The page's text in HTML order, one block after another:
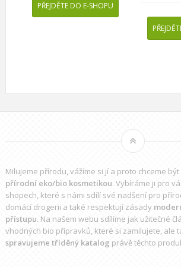
PŘEJDĚTE DO E-SHOPU
Milujeme přírodu, vážíme si jí a proto chceme
přírodní eko/bio kosmetikou. Vybíráme ji pro
shopech, které s námi sdílí své nadšení pro
domácí drogerii a také respektují zásady
přístupu. Na našem webu sdílíme jak užitečné
vhodných bio přípravků, které si zamilujete, ale
spravujeme tříděný katalog právě těchto